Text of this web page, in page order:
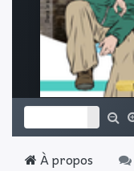
À propos